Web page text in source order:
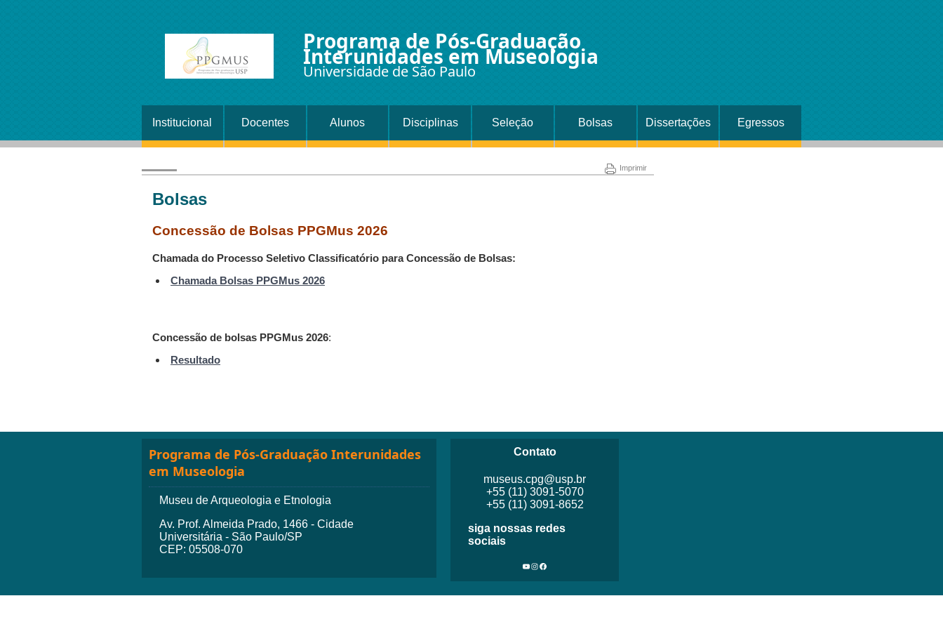
Programa de Pós-Graduação
Interunidades em Museologia
Universidade de São Paulo
Institucional Docentes Alunos Disciplinas Seleção Bolsas Dissertações Egressos
Imprimir
Bolsas
Concessão de Bolsas PPGMus 2026
Chamada do Processo Seletivo Classificatório para Concessão de Bolsas:
Chamada Bolsas PPGMus 2026
Concessão de bolsas PPGMus 2026:
Resultado
Programa de Pós-Graduação Interunidades
em Museologia
Museu de Arqueologia e Etnologia
Av. Prof. Almeida Prado, 1466 - Cidade
Universitária - São Paulo/SP
CEP: 05508-070
Contato
museus.cpg@usp.br
+55 (11) 3091-5070
+55 (11) 3091-8652
siga nossas redes
sociais
Youtube
Instagram
Facebook